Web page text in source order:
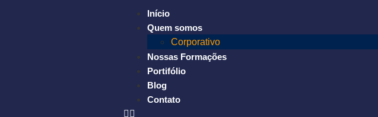
Início
Quem somos
Corporativo
Nossas Formações
Portifólio
Blog
Contato